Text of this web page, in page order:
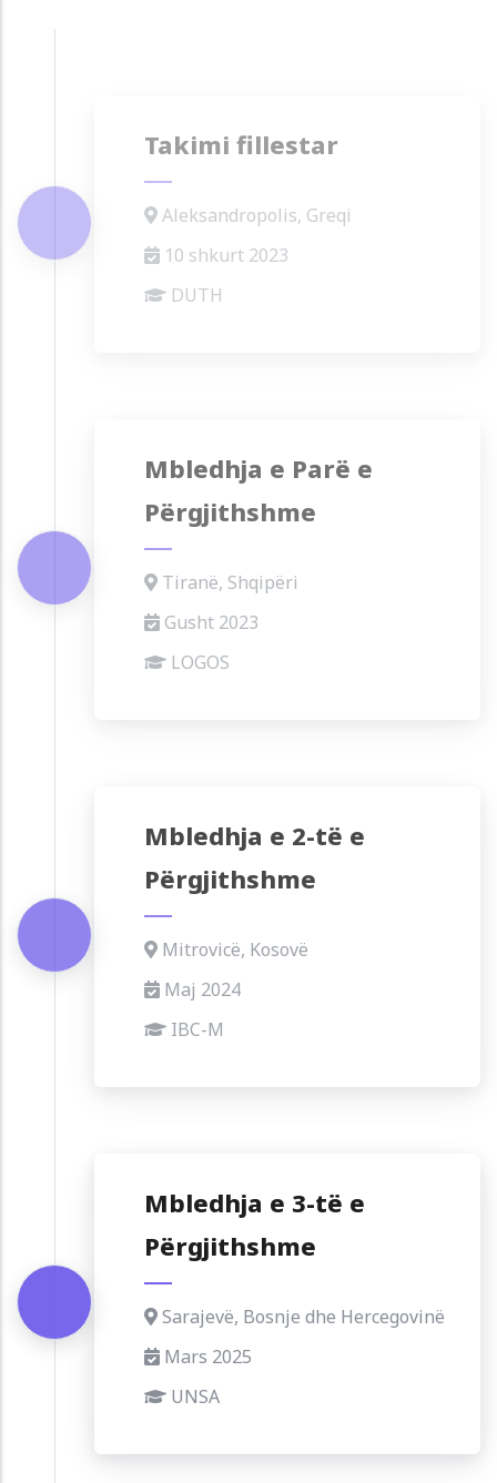
Takimi fillestar
Aleksandropolis, Greqi
10 shkurt 2023
DUTH
Mbledhja e Parë e
Përgjithshme
Tiranë, Shqipëri
Gusht 2023
LOGOS
Mbledhja e 2-të e
Përgjithshme
Mitrovicë, Kosovë
Maj 2024
IBC-M
Mbledhja e 3-të e
Përgjithshme
Sarajevë, Bosnje dhe Hercegovinë
Mars 2025
UNSA